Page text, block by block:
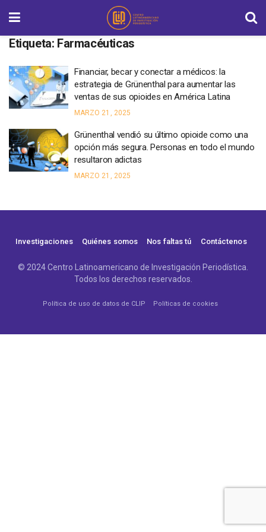
Etiqueta: Farmacéuticas
Financiar, becar y conectar a médicos: la
estrategia de Grünenthal para aumentar las
ventas de sus opioides en América Latina
MARZO 21, 2025
Grünenthal vendió su último opioide como una
opción más segura. Personas en todo el mundo
resultaron adictas
MARZO 21, 2025
Investigaciones Quiénes somos Nos faltas tú Contáctenos
© 2024 Centro Latinoamericano de Investigación Periodística.
Todos los derechos reservados.
Política de uso de datos de CLIP Políticas de cookies